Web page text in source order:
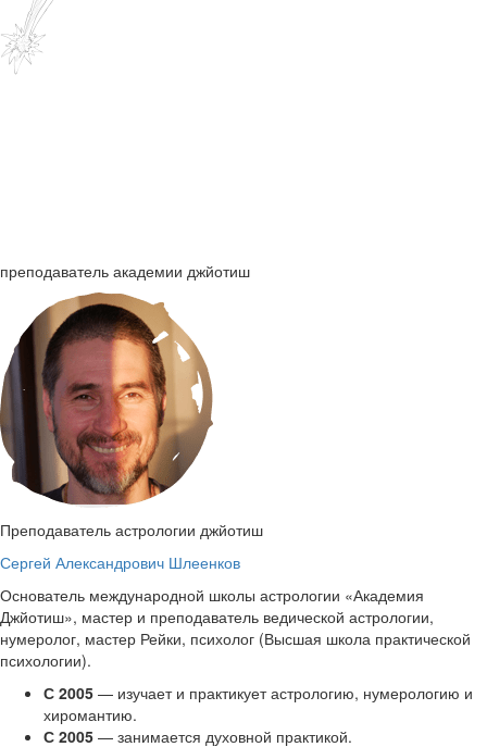
преподаватель академии джйотиш
Преподаватель астрологии джйотиш
Сергей Александрович Шлеенков
Основатель международной школы астрологии «Академия
Джйотиш», мастер и преподаватель ведической астрологии,
нумеролог, мастер Рейки, психолог (Высшая школа практической
психологии).
С 2005 — изучает и практикует астрологию, нумерологию и
хиромантию.
С 2005 — занимается духовной практикой.